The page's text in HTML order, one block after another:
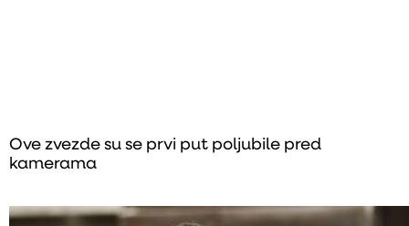
Ove zvezde su se prvi put poljubile pred
kamerama